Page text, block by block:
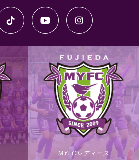
MYFCレディース